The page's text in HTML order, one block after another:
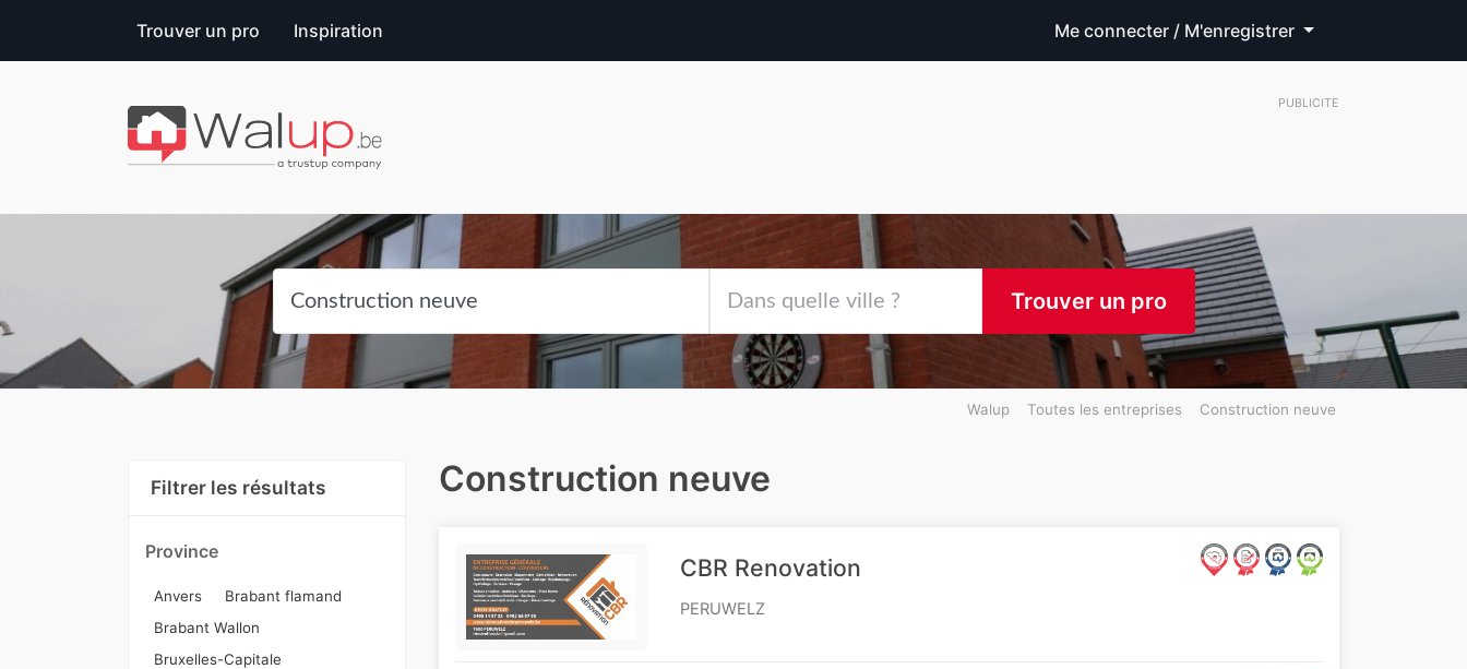
Trouver un pro Inspiration Me connecter / M'enregistrer
PUBLICITE
Trouver un pro
Walup Toutes les entreprises Construction neuve
Filtrer les résultats
Province
Anvers
Brabant flamand
Brabant Wallon
Bruxelles-Capitale
Construction neuve
CBR Renovation
PERUWELZ